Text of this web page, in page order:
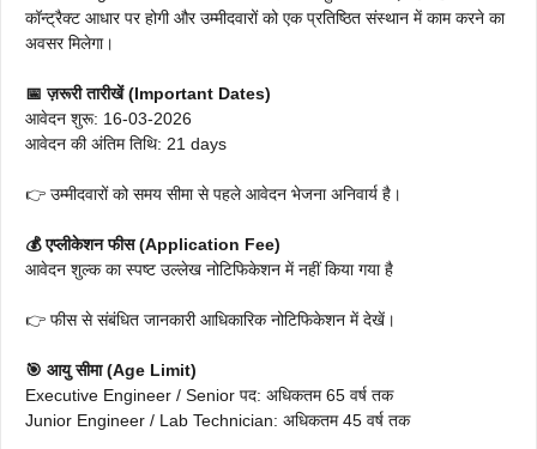
कॉन्ट्रैक्ट आधार पर होगी और उम्मीदवारों को एक प्रतिष्ठित संस्थान में काम करने का
अवसर मिलेगा।
📅 ज़रूरी तारीखें (Important Dates)
आवेदन शुरू: 16-03-2026
आवेदन की अंतिम तिथि: 21 days
👉 उम्मीदवारों को समय सीमा से पहले आवेदन भेजना अनिवार्य है।
💰 एप्लीकेशन फीस (Application Fee)
आवेदन शुल्क का स्पष्ट उल्लेख नोटिफिकेशन में नहीं किया गया है
👉 फीस से संबंधित जानकारी आधिकारिक नोटिफिकेशन में देखें।
🎯 आयु सीमा (Age Limit)
Executive Engineer / Senior पद: अधिकतम 65 वर्ष तक
Junior Engineer / Lab Technician: अधिकतम 45 वर्ष तक